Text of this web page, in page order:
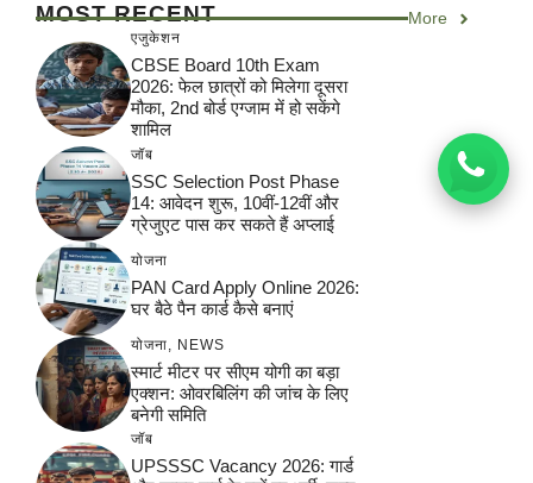
MOST RECENT More
एजुकेशन
CBSE Board 10th Exam
2026: फेल छात्रों को मिलेगा दूसरा
मौका, 2nd बोर्ड एग्जाम में हो सकेंगे
शामिल
जॉब
SSC Selection Post Phase
14: आवेदन शुरू, 10वीं-12वीं और
ग्रेजुएट पास कर सकते हैं अप्लाई
योजना
PAN Card Apply Online 2026:
घर बैठे पैन कार्ड कैसे बनाएं
योजना NEWS
स्मार्ट मीटर पर सीएम योगी का बड़ा
एक्शन: ओवरबिलिंग की जांच के लिए
बनेगी समिति
जॉब
UPSSSC Vacancy 2026: गार्ड